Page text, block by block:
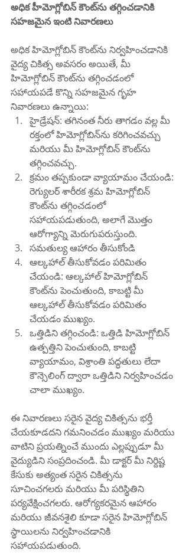
అధిక హీమోగ్లోబిన్ కౌంట్‌ను తగ్గించడానికి
సహజమైన ఇంటి నివారణలు
అధిక హిమోగ్లోబిన్ కౌంట్‌ను నిర్వహించడానికి
వైద్య చికిత్స అవసరం అయితే, మీ
హిమోగ్లోబిన్ కౌంట్‌ను తగ్గించడంలో
సహాయపడే కొన్ని సహజమైన గృహ
నివారణలు ఉన్నాయి:
హైడ్రేషన్: తగినంత నీరు తాగడం వల్ల మీ
రక్తంలో హిమోగ్లోబిన్‌ను కరిగించవచ్చు
మరియు మీ హిమోగ్లోబిన్ కౌంట్‌ను
తగ్గించవచ్చు.
క్రమం తప్పకుండా వ్యాయామం చేయండి:
రెగ్యులర్ శారీరక శ్రమ హిమోగ్లోబిన్
కౌంట్‌ను తగ్గించడంలో
సహాయపడుతుంది, అలాగే మొత్తం
ఆరోగ్యాన్ని మెరుగుపరుస్తుంది.
సమతుల్య ఆహారం తీసుకోండి
ఆల్కహాల్ తీసుకోవడం పరిమితం
చేయండి: ఆల్కహాల్ హిమోగ్లోబిన్
కౌంట్‌ను పెంచుతుంది, కాబట్టి మీ
ఆల్కహాల్ తీసుకోవడం పరిమితం
చేయడం ముఖ్యం.
ఒత్తిడిని తగ్గించండి: ఒత్తిడి హిమోగ్లోబిన్
ఉత్పత్తిని పెంచుతుంది, కాబట్టి
వ్యాయామం, విశ్రాంతి పద్ధతులు లేదా
కౌన్సెలింగ్ ద్వారా ఒత్తిడిని నిర్వహించడం
చాలా ముఖ్యం.
ఈ నివారణలు సరైన వైద్య చికిత్సను భర్తీ
చేయకూడదని గమనించడం ముఖ్యం మరియు
వాటిని ప్రయత్నించే ముందు ఎల్లప్పుడూ మీ
వైద్యుడిని సంప్రదించండి. మీ డాక్టర్ మీ నిర్దిష్ట
కేసుకు అత్యంత సరైన చికిత్సను
సూచించగలరు మరియు మీ పరిస్థితిని
పర్యవేక్షించగలరు. ఆరోగ్యకరమైన ఆహారం
మరియు జీవనశైలి కూడా సరైన హిమోగ్లోబిన్
స్థాయిలను నిర్వహించడానికి
సహాయపడుతుంది.